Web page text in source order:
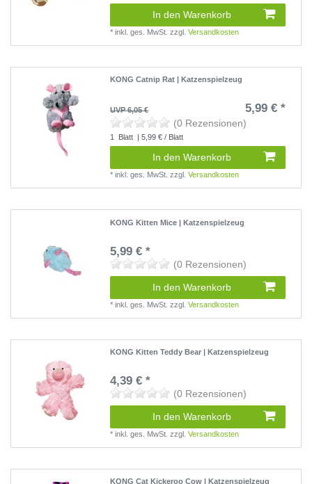
In den Warenkorb
*inkl. ges. MwSt. zzgl.Versandkosten
KONG Catnip Rat | Katzenspielzeug
UVP 6,05 € 5,99 € *
(0 Rezensionen)
1 Blatt | 5,99 € / Blatt
In den Warenkorb
*inkl. ges. MwSt. zzgl.Versandkosten
KONG Kitten Mice | Katzenspielzeug
5,99 € *
(0 Rezensionen)
In den Warenkorb
*inkl. ges. MwSt. zzgl.Versandkosten
KONG Kitten Teddy Bear | Katzenspielzeug
4,39 € *
(0 Rezensionen)
In den Warenkorb
*inkl. ges. MwSt. zzgl.Versandkosten
KONG Cat Kickeroo Cow | Katzenspielzeug